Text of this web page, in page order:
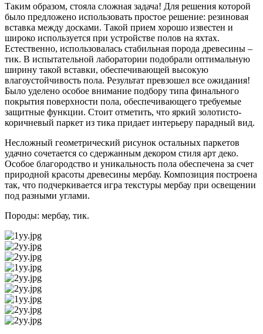
Таким образом, стояла сложная задача! Для решения которой
было предложено использовать простое решение: резиновая
вставка между досками. Такой прием хорошо известен и
широко используется при устройстве полов на яхтах.
Естественно, использовалась стабильная порода древесины –
тик. В испытательной лаборатории подобрали оптимальную
ширину такой вставки, обеспечивающей высокую
влагоустойчивость пола. Результат превзошел все ожидания!
Было уделено особое внимание подбору типа финального
покрытия поверхности пола, обеспечивающего требуемые
защитные функции. Стоит отметить, что яркий золотисто-
коричневый паркет из тика придает интерьеру парадный вид.
Несложный геометрический рисунок остальных паркетов
удачно сочетается со сдержанным декором стиля арт деко.
Особое благородство и уникальность пола обеспечена за счет
природной красоты древесины мербау. Композиция построена
так, что подчеркивается игра текстуры мербау при освещении
под разными углами.
Породы: мербау, тик.